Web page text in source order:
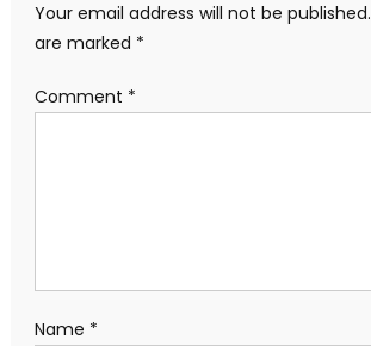
Your email address will not be published.
are marked *
Comment *
Name *